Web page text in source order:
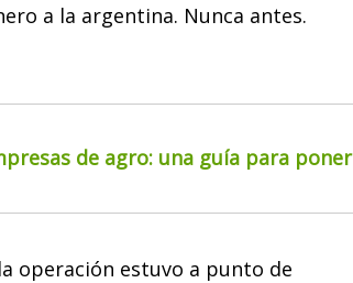
a la argentina. Nunca antes.
de agro: una guía para poner
operación estuvo a punto de